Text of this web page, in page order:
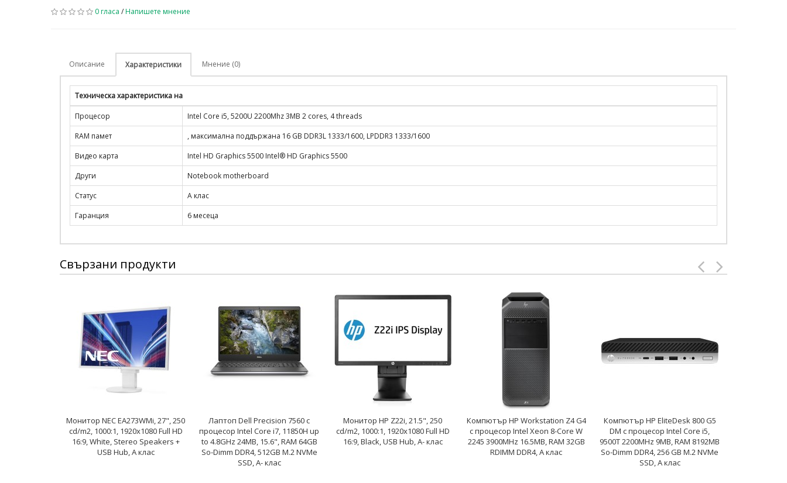
0 гласа /Напишете мнение
Описание Характеристики Мнение (0)
Техническа характеристика на
Процесор
Intel Core i5, 5200U 2200Mhz 3MB 2 cores, 4 threads
RAM памет
, максимална поддържана 16 GB DDR3L 1333/1600, LPDDR3 1333/1600
Видео карта
Intel HD Graphics 5500 Intel® HD Graphics 5500
Други
Notebook motherboard
Статус
А клас
Гаранция
6 месеца
Свързани продукти
Монитор NEC EA273WMi, 27", 250
cd/m2, 1000:1, 1920x1080 Full HD
16:9, White, Stereo Speakers +
USB Hub, А клас
Лаптоп Dell Precision 7560 с
процесор Intel Core i7, 11850H up
to 4.8GHz 24MB, 15.6", RAM 64GB
So-Dimm DDR4, 512GB M.2 NVMe
SSD, A- клас
Монитор HP Z22i, 21.5", 250
cd/m2, 1000:1, 1920x1080 Full HD
16:9, Black, USB Hub, A- клас
Компютър HP Workstation Z4 G4
с процесор Intel Xeon 8-Core W
2245 3900MHz 16.5MB, RAM 32GB
RDIMM DDR4, A клас
Компютър HP EliteDesk 800 G5
DM с процесор Intel Core i5,
9500T 2200MHz 9MB, RAM 8192MB
So-Dimm DDR4, 256 GB M.2 NVMe
SSD, A клас